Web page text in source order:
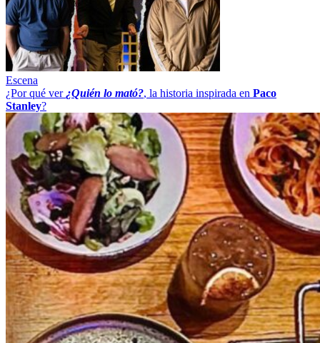
Escena
¿Por qué ver ¿Quién lo mató?, la historia inspirada en Paco
Stanley?